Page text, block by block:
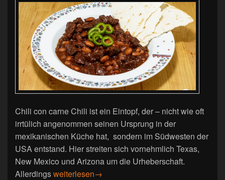
Chili con carne Chili ist ein Eintopf, der – nicht wie oft
irrtülich angenommen seinen Ursprung in der
mexikanischen Küche hat, sondern im Südwesten der
USA entstand. Hier streiten sich vornehmlich Texas,
New Mexico und Arizona um die Urheberschaft.
AllerdingsChili con carne
weiterlesen→